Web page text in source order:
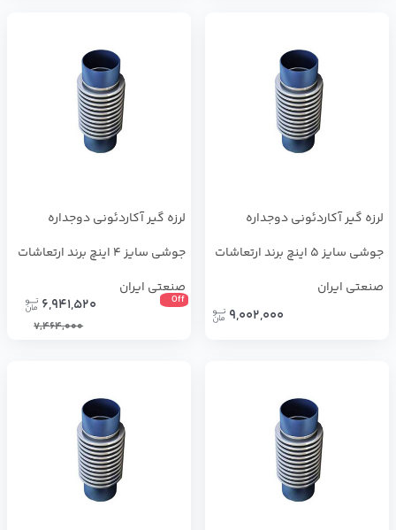
لرزه گیر آکاردئونی دوجداره
جوشی سایز 5 اینچ برند ارتعاشات
صنعتی ایران
9,002,000
لرزه گیر آکاردئونی دوجداره
جوشی سایز 4 اینچ برند ارتعاشات
صنعتی ایران
Off
6,941,520
7,464,000